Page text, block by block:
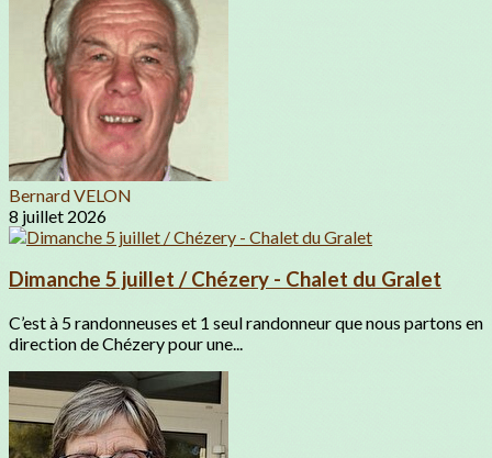
Bernard VELON
8 juillet 2026
Dimanche 5 juillet / Chézery - Chalet du Gralet
C’est à 5 randonneuses et 1 seul randonneur que nous partons en
direction de Chézery pour une...